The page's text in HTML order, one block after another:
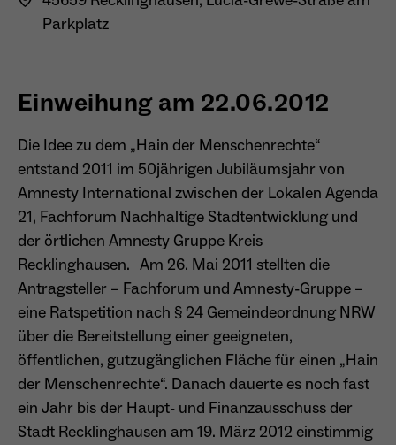
Anbieter Session Cookies
Laufzeit
Sessio-Cookie wird beim Schliessen der
Webseite wieder gelöscht
Zweck
PHPs Standard Sitzungs-Identifikation
(Formulare).
Name be_typo_user
Anbieter TYPO3
Laufzeit Ende der Sitzung
Zweck
Dieser Cookie teilt der Webseite mit, ob ein
Besucher im Typo3-Backend angemeldet ist
Anbieter
Zweck
Dient zur anonymen Wiedererkennung eines
Name _pk_ses*
Anbieter Matomo
Laufzeit 30 Minuten
Zweck
Speichert vorübergehend Daten der
aktuellen Sitzung.
Name _pk_ref.*
der Website-Inhalte durch GTranslate.
Anbieter GTranslate Inc.
Laufzeit 1 Jahr
Zweck
Speichert die vom Nutzer gewählte Sprache
für die automatische Übersetzung der
Website.
Parkplatz
Einweihung am 22.06.2012
Die Idee zu dem „Hain der Menschenrechte“
entstand 2011 im 50jährigen Jubiläumsjahr von
Amnesty International zwischen der Lokalen Agenda
21, Fachforum Nachhaltige Stadtentwicklung und
der örtlichen Amnesty Gruppe Kreis
Recklinghausen. Am 26. Mai 2011 stellten die
Antragsteller – Fachforum und Amnesty-Gruppe –
eine Ratspetition nach § 24 Gemeindeordnung NRW
über die Bereitstellung einer geeigneten,
öffentlichen, gutzugänglichen Fläche für einen „Hain
der Menschenrechte“. Danach dauerte es noch fast
ein Jahr bis der Haupt- und Finanzausschuss der
Stadt Recklinghausen am 19. März 2012 einstimmig